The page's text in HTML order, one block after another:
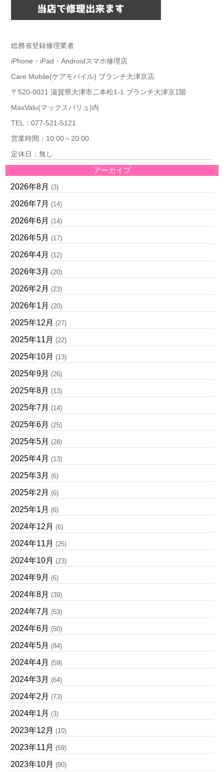
総務省登録修理業者
iPhone・iPad・Androidスマホ修理店
Care Mobile(ケアモバイル) ブランチ大津京店
〒520-0021 滋賀県大津市二本松1-1 ブランチ大津京1階
MaxValu(マックスバリュ)内
TEL：077-521-5121
営業時間：10:00～20:00
定休日：無し
アーカイブ
2026年8月 (3)
2026年7月 (14)
2026年6月 (14)
2026年5月 (17)
2026年4月 (12)
2026年3月 (20)
2026年2月 (23)
2026年1月 (20)
2025年12月 (27)
2025年11月 (22)
2025年10月 (13)
2025年9月 (26)
2025年8月 (13)
2025年7月 (14)
2025年6月 (25)
2025年5月 (28)
2025年4月 (13)
2025年3月 (6)
2025年2月 (6)
2025年1月 (6)
2024年12月 (6)
2024年11月 (25)
2024年10月 (23)
2024年9月 (6)
2024年8月 (39)
2024年7月 (53)
2024年6月 (50)
2024年5月 (84)
2024年4月 (59)
2024年3月 (64)
2024年2月 (73)
2024年1月 (3)
2023年12月 (10)
2023年11月 (59)
2023年10月 (90)